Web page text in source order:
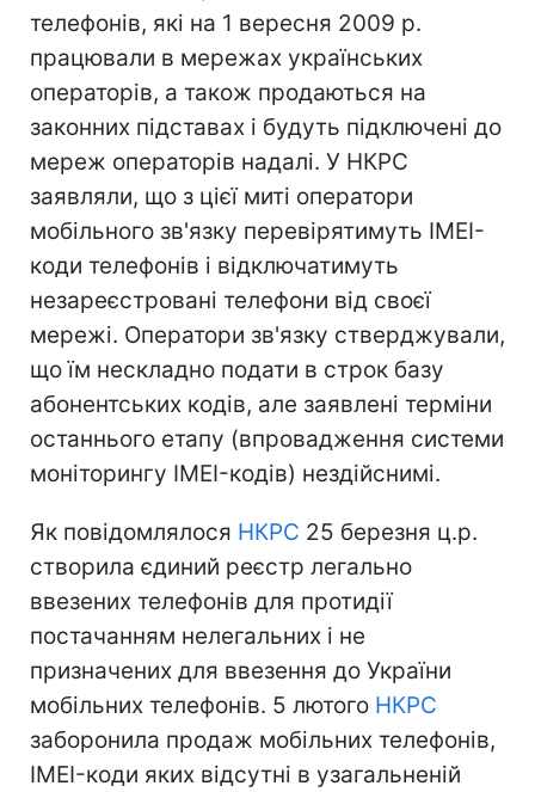
телефонів, які на 1 вересня 2009 р.
працювали в мережах українських
операторів, а також продаються на
законних підставах і будуть підключені до
мереж операторів надалі. У НКРС
заявляли, що з цієї миті оператори
мобільного зв'язку перевірятимуть IMEI-
коди телефонів і відключатимуть
незареєстровані телефони від своєї
мережі. Оператори зв'язку стверджували,
що їм нескладно подати в строк базу
абонентських кодів, але заявлені терміни
останнього етапу (впровадження системи
моніторингу IMEI-кодів) нездійснимі.
Як повідомлялося НКРС 25 березня ц.р.
створила єдиний реєстр легально
ввезених телефонів для протидії
постачанням нелегальних і не
призначених для ввезення до України
мобільних телефонів. 5 лютого НКРС
заборонила продаж мобільних телефонів,
IMEI-коди яких відсутні в узагальненій